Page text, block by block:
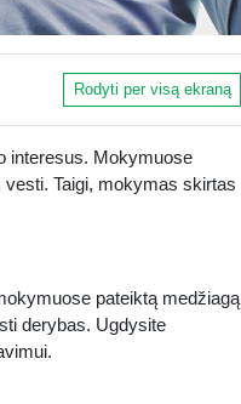
Rodyti per visą ekraną
interesus. Mokymuose
Taigi, mokymas skirtas
pateiktą medžiagą
derybas. Ugdysite